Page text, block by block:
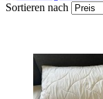
Sortieren nach